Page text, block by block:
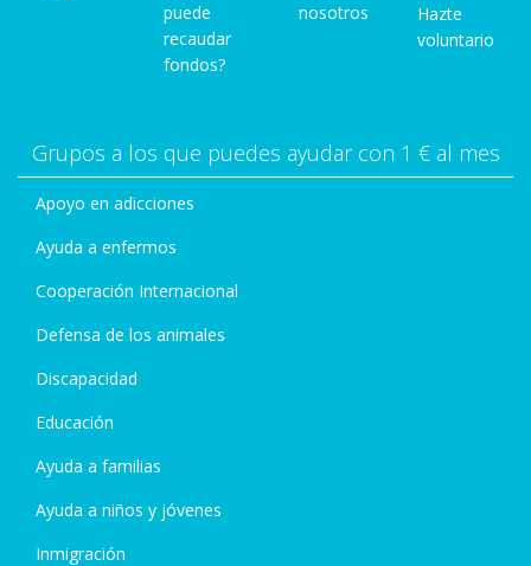
puede
recaudar
fondos?
nosotros
Hazte
voluntario
Grupos a los que puedes ayudar con 1 € al mes
Apoyo en adicciones
Ayuda a enfermos
Cooperación Internacional
Defensa de los animales
Discapacidad
Educación
Ayuda a familias
Ayuda a niños y jóvenes
Inmigración